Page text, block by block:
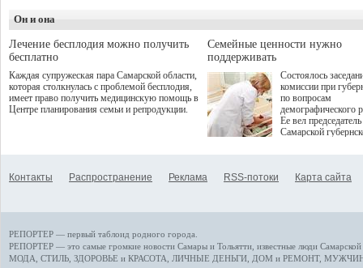
определенными
К ним можно
возникающие при
данными
более динамичного
проникновения
сегмент
отраслевое
рассказала Ольга
ходе сессии
качества жизни" в
ПМЭФ 2025. В
Он и она
Лечение бесплодия можно получить
бесплатно
Каждая супружеская пара Самарской области,
которая столкнулась с проблемой бесплодия,
имеет право получить медицинскую помощь в
Центре планирования семьи и репродукции.
Семейные ценности нужно
поддерживать
Состоялось
комиссии при
по вопросам
демографического
Ее вел председатель
Самарской
Контакты Распространение Реклама RSS-потоки Карта сайта
РЕПОРТЕР — первый таблоид родного города.
РЕПОРТЕР — это самые громкие новости Самары и Тольятти, известные люди
МОДА, СТИЛЬ ЗДОРОВЬЕ и КРАСОТА ЛИЧНЫЕ ДЕНЬГИ ДОМ и РЕМОНТ,